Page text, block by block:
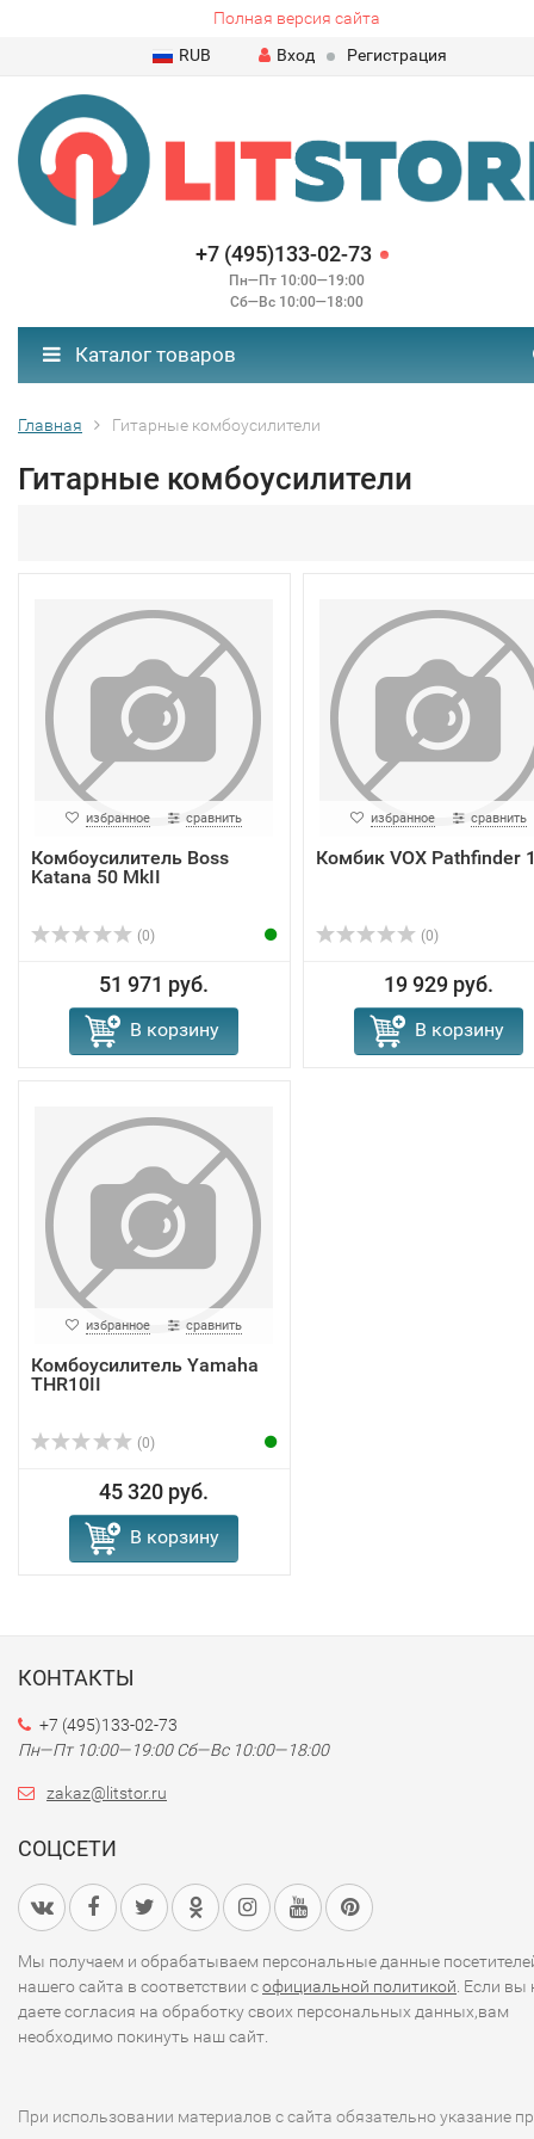
Полная версия сайта
RUB
Вход Регистрация
+7 (495)133-02-73
Пн—Пт 10:00—19:00
Сб—Вс 10:00—18:00
Каталог товаров
Главная Гитарные комбоусилители
Гитарные комбоусилители
избранное сравнить
Комбоусилитель Boss
Katana 50 MkII
(0)
51 971 руб.
В корзину
избранное сравнить
Комбик VOX Pathfinder
(0)
19 929 руб.
В корзину
избранное сравнить
Комбоусилитель Yamaha
THR10II
(0)
45 320 руб.
В корзину
КОНТАКТЫ
+7 (495)133-02-73
Пн—Пт 10:00—19:00 Сб—Вс 10:00—18:00
zakaz@litstor.ru
СОЦСЕТИ
Мы получаем и обрабатываем персональные данные
нашего сайта в соответствии софициальной политикой. Если вы
даете согласия на обработку своих персональных данных,вам
необходимо покинуть наш сайт.
При использовании материалов с сайта обязательно указание